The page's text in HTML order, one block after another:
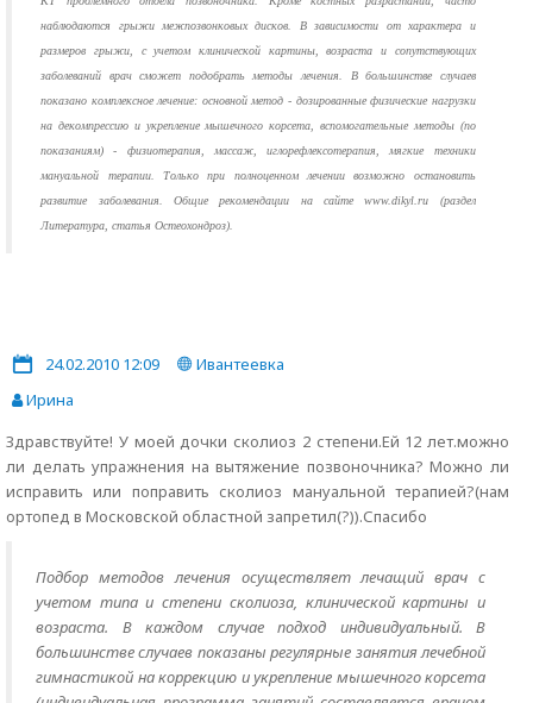
наблюдаются грыжи межпозвонковых дисков. В зависимости от характера и
размеров грыжи, с учетом клинической картины, возраста и сопутствующих
заболеваний врач сможет подобрать методы лечения. В большинстве случаев
показано комплексное лечение: основной метод - дозированные физические нагрузки
на декомпрессию и укрепление мышечного корсета, вспомогательные методы (по
показаниям) - физиотерапия, массаж, иглорефлексотерапия, мягкие техники
мануальной терапии. Только при полноценном лечении возможно остановить
развитие заболевания. Общие рекомендации на сайте www.dikyl.ru (раздел
Литература, статья Остеохондроз).
24.02.2010 12:09
Ивантеевка
Ирина
Здравствуйте! У моей дочки сколиоз 2 степени.Ей 12 лет.можно
ли делать упражнения на вытяжение позвоночника? Можно ли
исправить или поправить сколиоз мануальной терапией?(нам
ортопед в Московской областной запретил(?)).Спасибо
Подбор методов лечения осуществляет лечащий врач с
учетом типа и степени сколиоза, клинической картины и
возраста. В каждом случае подход индивидуальный. В
большинстве случаев показаны регулярные занятия лечебной
гимнастикой на коррекцию и укрепление мышечного корсета